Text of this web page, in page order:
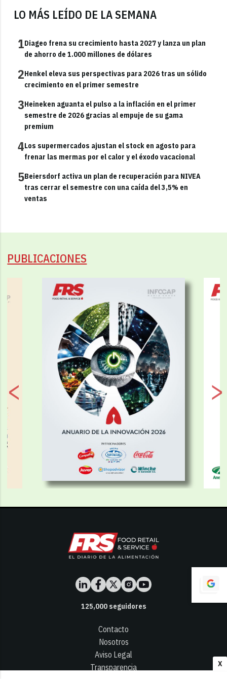
X
LO MÁS LEÍDO DE LA SEMANA
1Diageo frena su crecimiento hasta 2027 y lanza un plan
de ahorro de 1.000 millones de dólares
2Henkel eleva sus perspectivas para 2026 tras un sólido
crecimiento en el primer semestre
3Heineken aguanta el pulso a la inflación en el primer
semestre de 2026 gracias al empuje de su gama
premium
4Los supermercados ajustan el stock en agosto para
frenar las mermas por el calor y el éxodo vacacional
5Beiersdorf activa un plan de recuperación para NIVEA
tras cerrar el semestre con una caída del 3,5% en
ventas
PUBLICACIONES
125,000seguidores
Contacto
Nosotros
Aviso Legal
Transparencia